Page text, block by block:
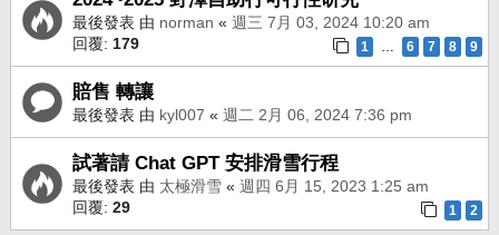
最後發表 由 norman « 週三 7月 03, 2024 10:20 am
回覆: 179 1 … 6 7 8 9
賠售 轉讓
最後發表 由 kyl007 « 週二 2月 06, 2024 7:36 pm
試著請 Chat GPT 安排滑雪行程
最後發表 由 太極滑雪 « 週四 6月 15, 2023 1:25 am
回覆: 29 1 2